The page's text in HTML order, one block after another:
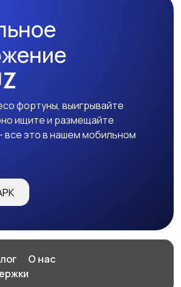
фортуны, выигрывайте
ищите и размещайте
все это в нашем мобильном
О нас